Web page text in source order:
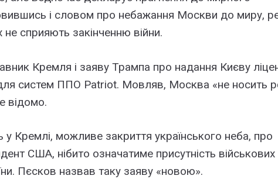
і словом про небажання Москви до миру,
не сприяють закінченню війни.
Кремля і заяву Трампа про надання Києву
систем ППО Patriot. Мовляв, Москва «не носить
відомо.
Кремлі, можливе закриття українського неба, про
США, нібито означатиме присутність військових
Пєсков назвав таку заяву «новою».